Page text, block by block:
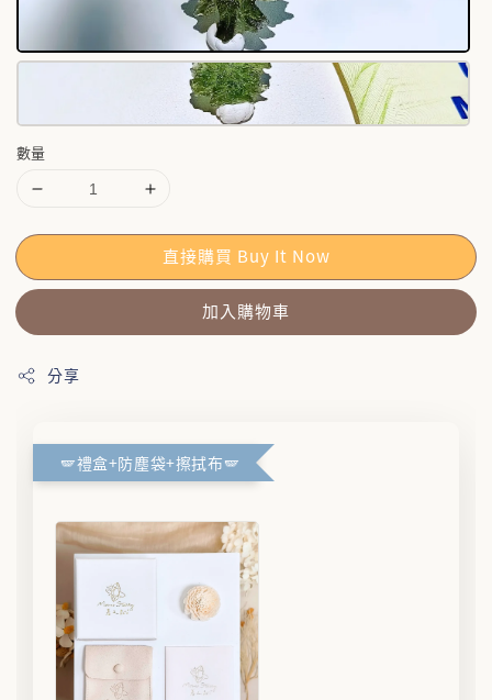
數量
直接購買 Buy It Now
加入購物車
分享
🪽禮盒+防塵袋+擦拭布🪽